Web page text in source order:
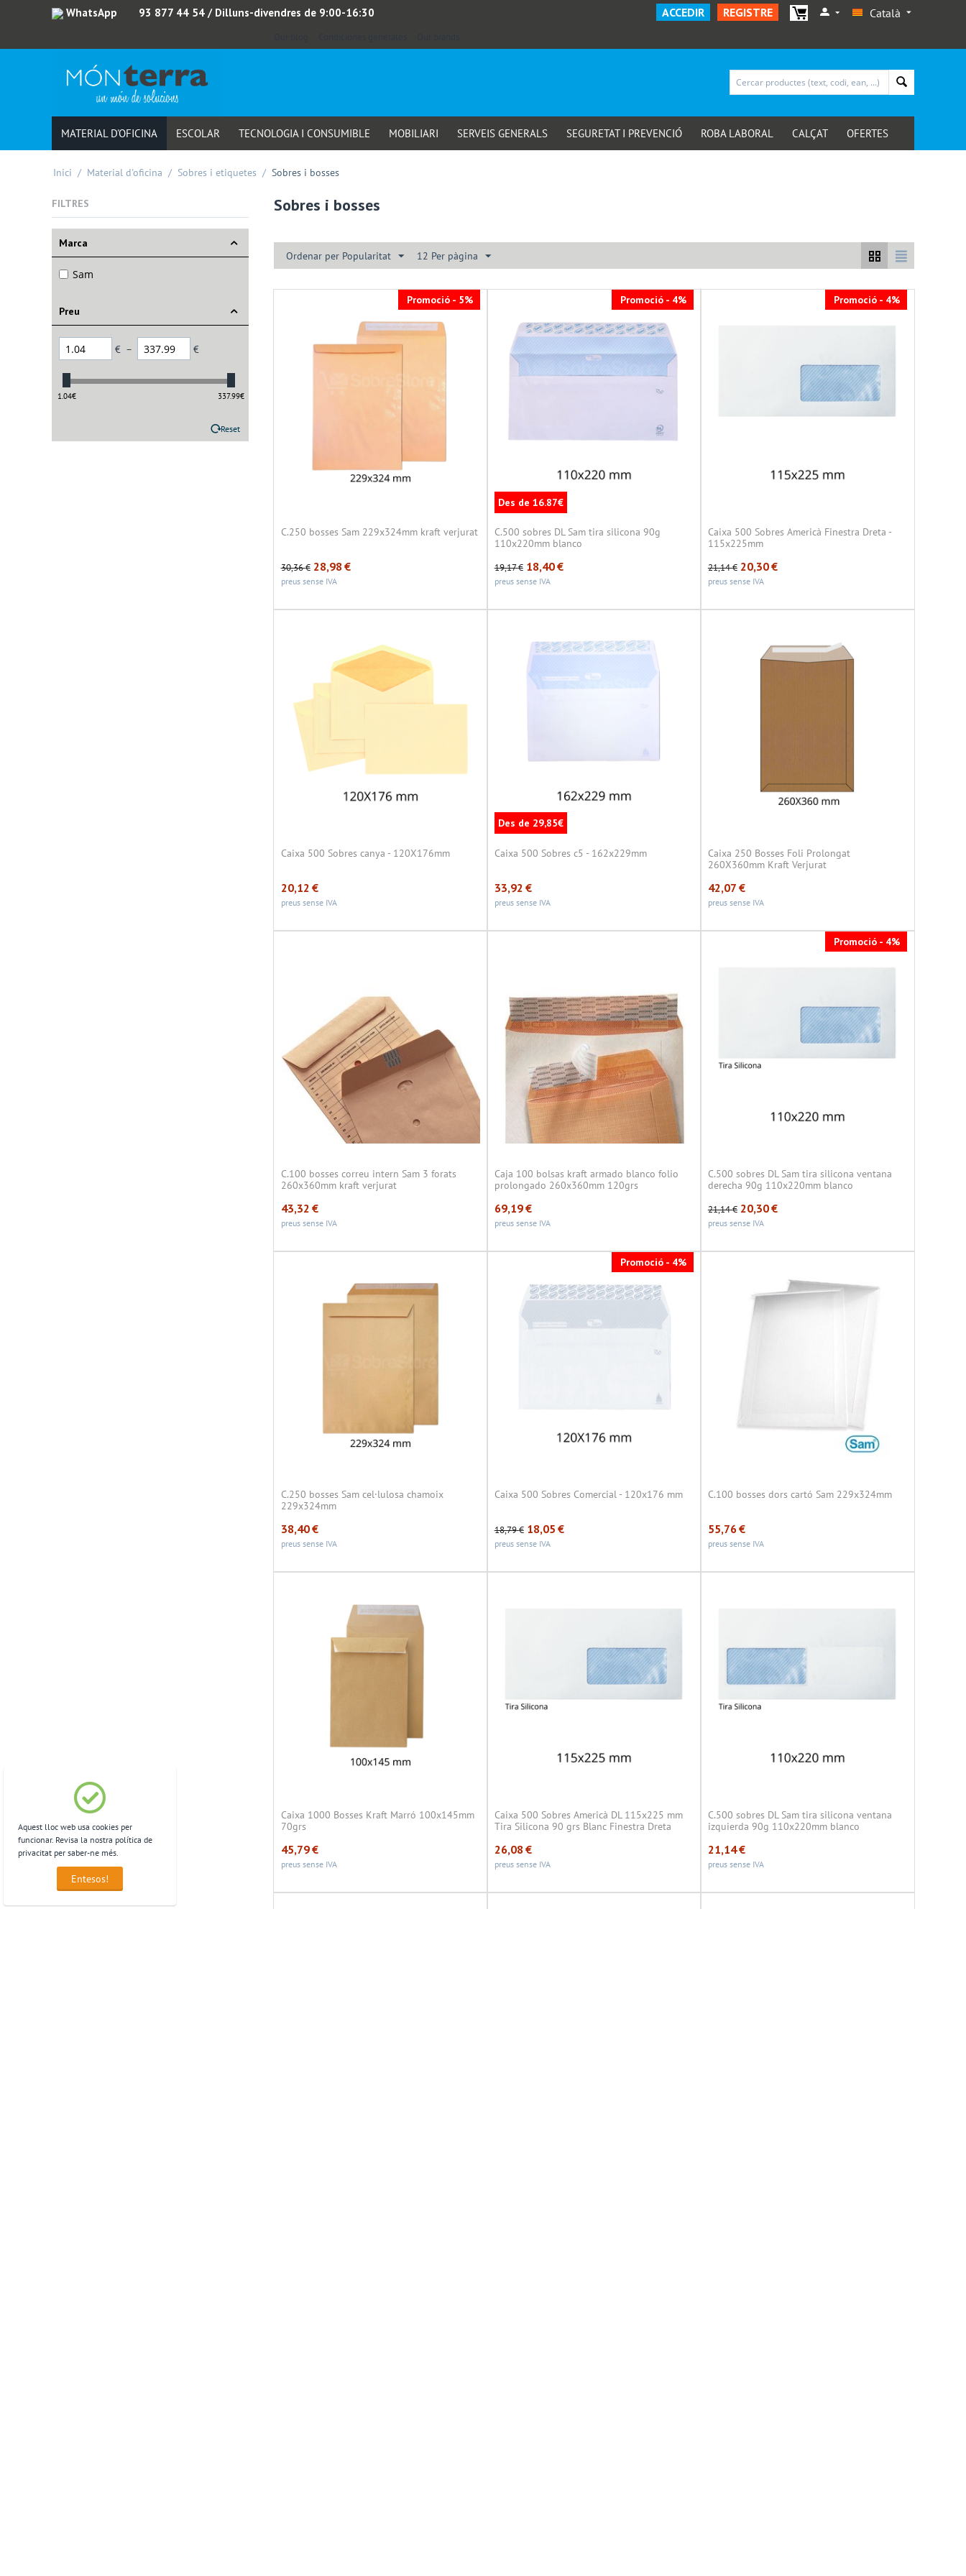
WhatsApp 93 877 44 54 / Dilluns-divendres de 9:00-16:30 Català
ACCEDIR REGISTRE
MATERIAL D'OFICINA ESCOLAR TECNOLOGIA I CONSUMIBLE MOBILIARI SERVEIS GENERALS SEGURETAT I PREVENCIÓ ROBA LABORAL CALÇAT OFERTES
Inici / Material d'oficina / Sobres i etiquetes / Sobres i bosses
FILTRES
Marca
Sam
Preu
€ – €
1.04€ 337.99€
Reset
Sobres i bosses
Ordenar per Popularitat 12 Per pàgina
Promoció - 5%
C.250 bosses Sam 229x324mm kraft verjurat
30,36€ 28,98 €
preus sense IVA
Promoció - 4%
Des de 16.87€
C.500 sobres DL Sam tira silicona 90g
110x220mm blanco
19,17€ 18,40€
preus sense IVA
Promoció - 4%
Caixa 500 Sobres Americà Finestra Dreta -
115x225mm
21,14€ 20,30€
preus sense IVA
Caixa 500 Sobres canya - 120X176mm
20,12 €
preus sense IVA
Des de 29,85€
Caixa 500 Sobres c5 - 162x229mm
33,92 €
preus sense IVA
Caixa 250 Bosses Foli Prolongat
260X360mm Kraft Verjurat
42,07 €
preus sense IVA
C.100 bosses correu intern Sam 3 forats
260x360mm kraft verjurat
43,32 €
preus sense IVA
Caja 100 bolsas kraft armado blanco folio
prolongado 260x360mm 120grs
69,19€
preus sense IVA
Promoció - 4%
C.500 sobres DL Sam tira silicona ventana
derecha 90g 110x220mm blanco
21,14€ 20,30€
preus sense IVA
C.250 bosses Sam cel·lulosa chamoix
229x324mm
38,40€
preus sense IVA
Promoció - 4%
Caixa 500 Sobres Comercial - 120x176 mm
18,79€ 18,05 €
preus sense IVA
C.100 bosses dors cartó Sam 229x324mm
55,76€
preus sense IVA
Caixa 1000 Bosses Kraft Marró 100x145mm
70grs
45,79€
preus sense IVA
Caixa 500 Sobres Americà DL 115x225 mm
Tira Silicona 90 grs Blanc Finestra Dreta
26,08 €
preus sense IVA
C.500 sobres DL Sam tira silicona ventana
izquierda 90g 110x220mm blanco
21,14€
preus sense IVA
Aquest lloc web usa cookies per
funcionar. Revisa la nostra política de
privacitat per saber-ne més.
Entesos!